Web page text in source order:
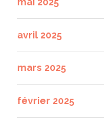
avril 2025
mars 2025
février 2025